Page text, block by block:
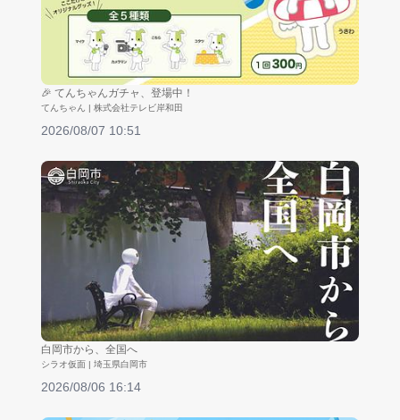
🎉 てんちゃんガチャ、登場中！
てんちゃん | 株式会社テレビ岸和田
2026/08/07 10:51
白岡市から、全国へ
シラオ仮面 | 埼玉県白岡市
2026/08/06 16:14